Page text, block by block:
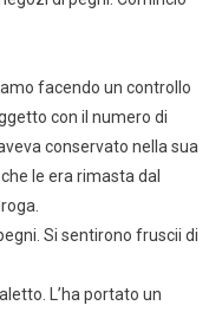
facendo un controllo
con il numero di
conservato nella sua
le era rimasta dal
Si sentirono fruscii di
L’ha portato un